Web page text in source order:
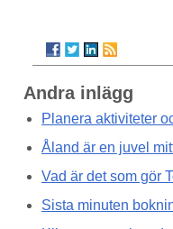
Andra inlägg
Planera aktiviteter
Åland är en juvel
Vad är det som gör
Sista minuten